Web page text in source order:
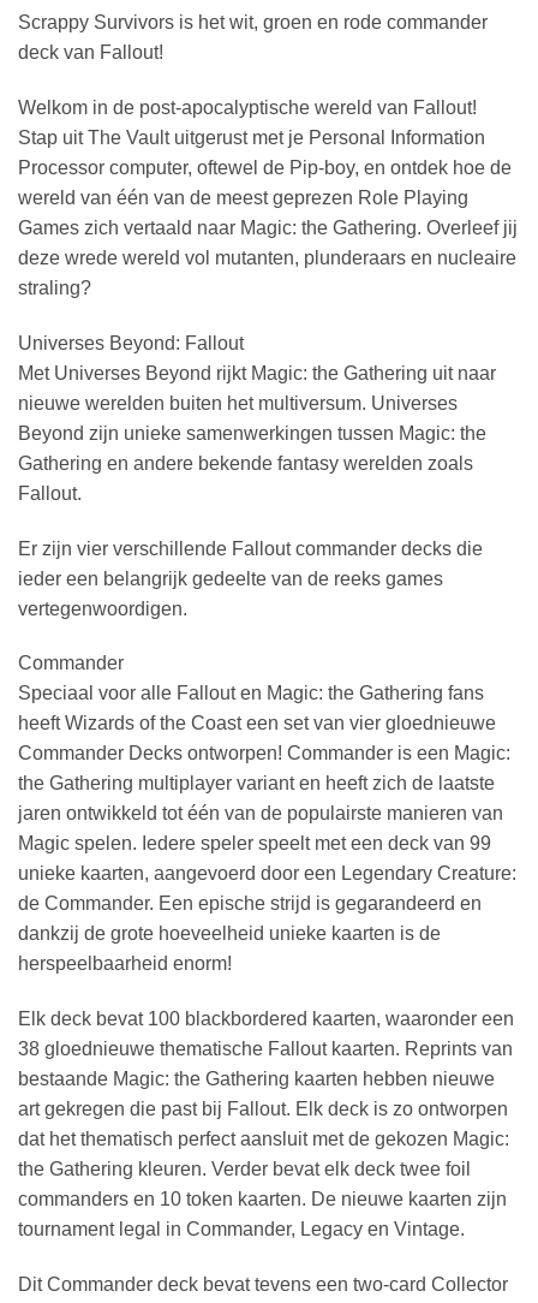
Scrappy Survivors is het wit, groen en rode commander
deck van Fallout!
Welkom in de post-apocalyptische wereld van Fallout!
Stap uit The Vault uitgerust met je Personal Information
Processor computer, oftewel de Pip-boy, en ontdek hoe de
wereld van één van de meest geprezen Role Playing
Games zich vertaald naar Magic: the Gathering. Overleef jij
deze wrede wereld vol mutanten, plunderaars en nucleaire
straling?
Universes Beyond: Fallout
Met Universes Beyond rijkt Magic: the Gathering uit naar
nieuwe werelden buiten het multiversum. Universes
Beyond zijn unieke samenwerkingen tussen Magic: the
Gathering en andere bekende fantasy werelden zoals
Fallout.
Er zijn vier verschillende Fallout commander decks die
ieder een belangrijk gedeelte van de reeks games
vertegenwoordigen.
Commander
Speciaal voor alle Fallout en Magic: the Gathering fans
heeft Wizards of the Coast een set van vier gloednieuwe
Commander Decks ontworpen! Commander is een Magic:
the Gathering multiplayer variant en heeft zich de laatste
jaren ontwikkeld tot één van de populairste manieren van
Magic spelen. Iedere speler speelt met een deck van 99
unieke kaarten, aangevoerd door een Legendary Creature:
de Commander. Een epische strijd is gegarandeerd en
dankzij de grote hoeveelheid unieke kaarten is de
herspeelbaarheid enorm!
Elk deck bevat 100 blackbordered kaarten, waaronder een
38 gloednieuwe thematische Fallout kaarten. Reprints van
bestaande Magic: the Gathering kaarten hebben nieuwe
art gekregen die past bij Fallout. Elk deck is zo ontworpen
dat het thematisch perfect aansluit met de gekozen Magic:
the Gathering kleuren. Verder bevat elk deck twee foil
commanders en 10 token kaarten. De nieuwe kaarten zijn
tournament legal in Commander, Legacy en Vintage.
Dit Commander deck bevat tevens een two-card Collector